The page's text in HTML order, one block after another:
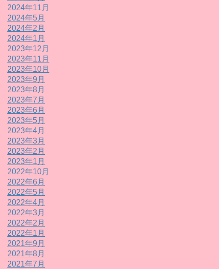
2024年11月
2024年5月
2024年2月
2024年1月
2023年12月
2023年11月
2023年10月
2023年9月
2023年8月
2023年7月
2023年6月
2023年5月
2023年4月
2023年3月
2023年2月
2023年1月
2022年10月
2022年6月
2022年5月
2022年4月
2022年3月
2022年2月
2022年1月
2021年9月
2021年8月
2021年7月